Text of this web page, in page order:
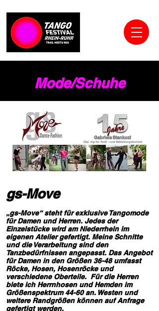
Mode/Schuhe
gs-Move
„gs-Move“ steht für exklusive Tangomode
für Damen und Herren. Jedes der
Einzelstücke wird am Niederrhein im
eigenen Atelier gefertigt. Meine Schnitte
und die Verarbeitung sind den
Tanzbedürfnissen angepasst. Das Angebot
für Damen in den Größen 36-48 umfasst
Röcke, Hosen, Hosenröcke und
verschiedene Oberteile. Für die Herren
biete ich Herrnhosen und Hemden im
Größenspektrum 44-60 an. Westen und
weitere Randgrößen können auf Anfrage
gefertigt werden.